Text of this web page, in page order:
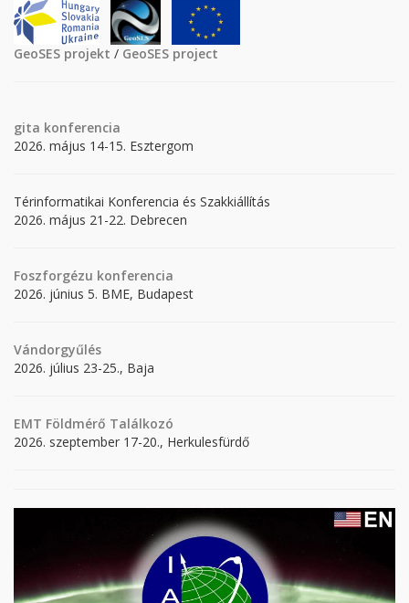
GeoSES projekt / GeoSES project
gita konferencia
2026. május 14-15. Esztergom
Térinformatikai Konferencia és Szakkiállítás
2026. május 21-22. Debrecen
Foszforgézu konferencia
2026. június 5. BME, Budapest
Vándorgyűlés
2026. július 23-25., Baja
EMT Földmérő Találkozó
2026. szeptember 17-20., Herkulesfürdő